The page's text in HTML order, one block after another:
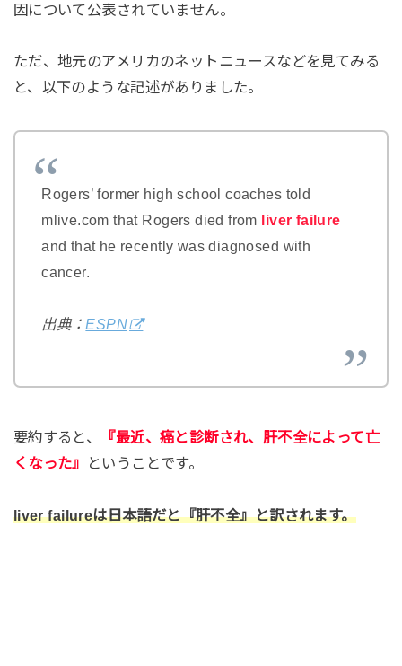
因について公表されていません。
ただ、地元のアメリカのネットニュースなどを見てみる
と、以下のような記述がありました。
Rogers’ former high school coaches told
mlive.com that Rogers died from liver failure
and that he recently was diagnosed with
cancer.
出典：ESPN
要約すると、
『最近、癌と診断され、肝不全によって亡
くなった』
ということです。
liver failureは日本語だと『肝不全』と訳されます。